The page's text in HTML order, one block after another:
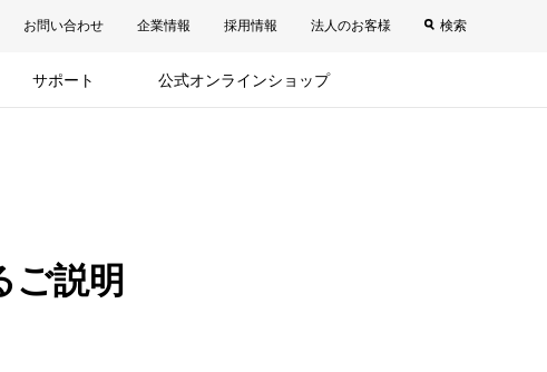
お問い合わせ 企業情報 採用情報 法人のお客様 検索
サポート 公式オンラインショップ
ご説明